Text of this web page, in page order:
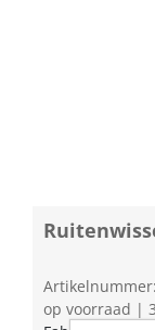
op voorraad |